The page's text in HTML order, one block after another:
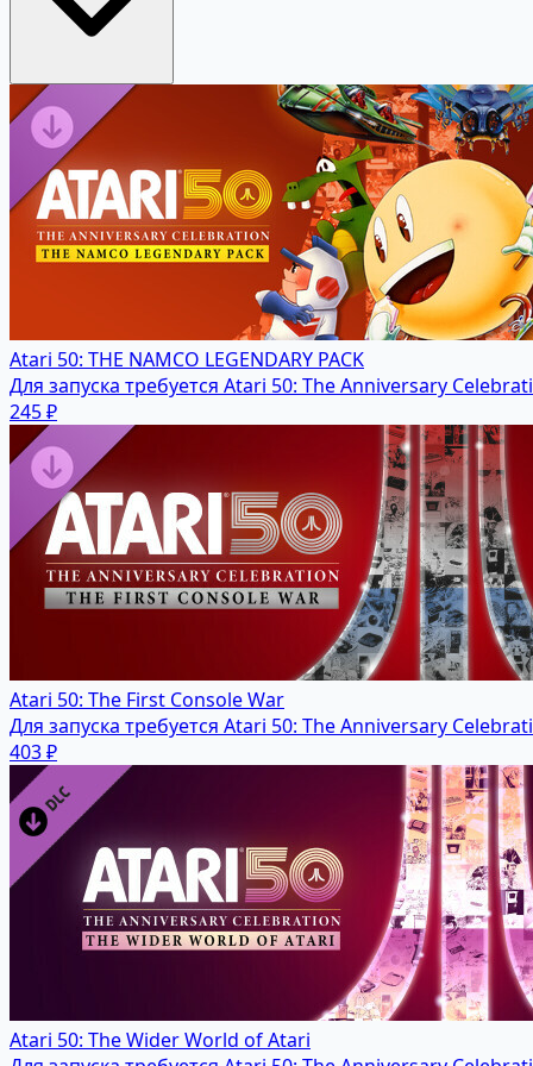
Atari 50: THE NAMCO LEGENDARY PACK
Для запуска требуется Atari 50: The Anniversary
245 ₽
Atari 50: The First Console War
Для запуска требуется Atari 50: The Anniversary
403 ₽
Atari 50: The Wider World of Atari